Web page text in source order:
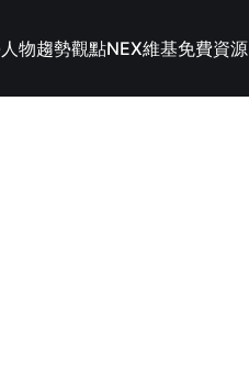
人物趨勢觀點NEX維基免費資源